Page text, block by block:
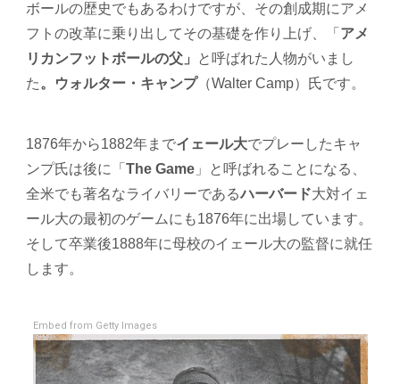
ボールの歴史でもあるわけですが、その創成期にアメ
フトの改革に乗り出してその基礎を作り上げ、「 アメ
リカンフットボールの父」
と呼ばれた人物がいまし
た 。 ウォルター・キャンプ（Walter Camp）氏です。
1876年から1882年までイェール大でプレーしたキャ
ンプ氏は後に「 The Game 」と呼ばれることになる、
全米でも著名なライバリーであるハーバード大対イェ
ール大の最初のゲームにも1876年に出場しています。
そして卒業後1888年に母校のイェール大の監督に就任
します。
Embed from Getty Images